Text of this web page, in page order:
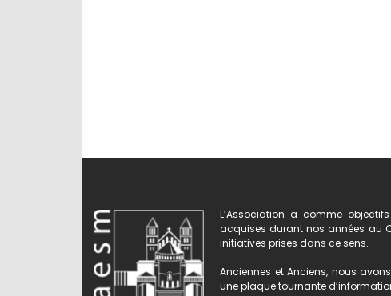
L’Association a comme
acquises durant nos années au
initiatives prises dans ce sens.
Anciennes et Anciens, nous
une plaque tournante